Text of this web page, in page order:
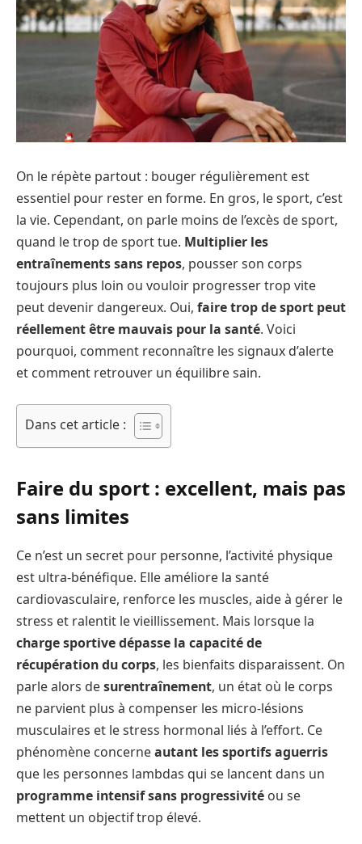
On le répète partout : bouger régulièrement est
essentiel pour rester en forme. En gros, le sport, c’est
la vie. Cependant, on parle moins de l’excès de sport,
quand le trop de sport tue. Multiplier les
entraînements sans repos, pousser son corps
toujours plus loin ou vouloir progresser trop vite
peut devenir dangereux. Oui, faire trop de sport peut
réellement être mauvais pour la santé. Voici
pourquoi, comment reconnaître les signaux d’alerte
et comment retrouver un équilibre sain.
Dans cet article :
Faire du sport : excellent, mais pas
sans limites
Ce n’est un secret pour personne, l’activité physique
est ultra-bénéfique. Elle améliore la santé
cardiovasculaire, renforce les muscles, aide à gérer le
stress et ralentit le vieillissement. Mais lorsque la
charge sportive dépasse la capacité de
récupération du corps, les bienfaits disparaissent. On
parle alors desurentraînement, un état où le corps
ne parvient plus à compenser les micro-lésions
musculaires et le stress hormonal liés à l’effort. Ce
phénomène concerneautant les sportifs aguerris
que les personnes lambdas qui se lancent dans un
programme intensif sans progressivité ou se
mettent un objectif trop élevé.